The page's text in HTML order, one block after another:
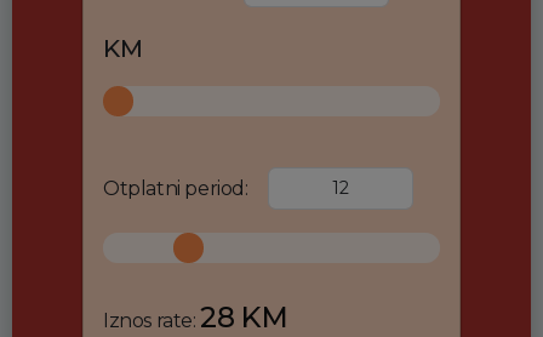
KM
Otplatni period:
Iznos rate: 28 KM